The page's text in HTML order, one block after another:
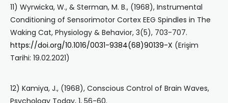
11) Wyrwicka, W., & Sterman, M. B., (1968), Instrumental
Conditioning of Sensorimotor Cortex EEG Spindles in The
Waking Cat, Physiology & Behavior, 3(5), 703-707.
https://doi.org/10.1016/0031-9384(68)90139-X (Erişim
Tarihi: 19.02.2021)
12) Kamiya, J., (1968), Conscious Control of Brain Waves,